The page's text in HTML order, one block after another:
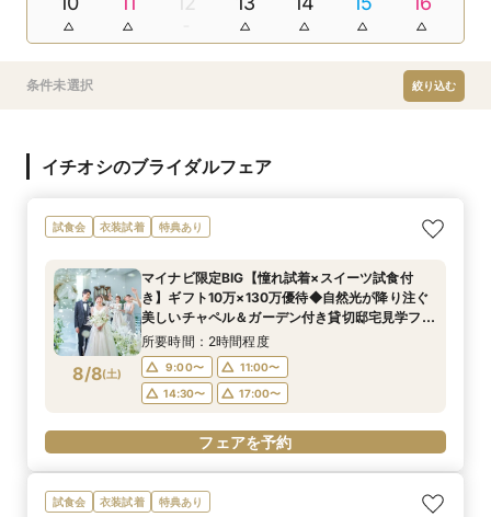
条件未選択 絞り込む
イチオシのブライダルフェア
試食会 衣装試着 特典あり
8/8(土)
マイナビ限定BIG【憧れ試着×スイーツ試食付
き】ギフト10万×130万優待◆自然光が降り注ぐ
美しいチャペル＆ガーデン付き貸切邸宅見学フェ
ア
所要時間：2時間程度
9:00〜
11:00〜
14:30〜
17:00〜
フェアを予約
試食会 衣装試着 特典あり